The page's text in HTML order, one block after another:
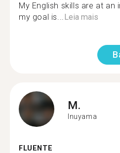
My English skills are at an
my goal is... Leia mais
M.
Inuyama
FLUENTE